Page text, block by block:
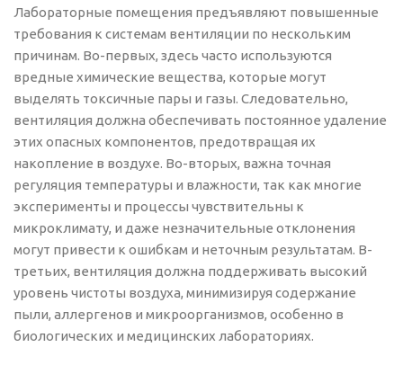
Лабораторные помещения предъявляют повышенные
требования к системам вентиляции по нескольким
причинам. Во-первых, здесь часто используются
вредные химические вещества, которые могут
выделять токсичные пары и газы. Следовательно,
вентиляция должна обеспечивать постоянное удаление
этих опасных компонентов, предотвращая их
накопление в воздухе. Во-вторых, важна точная
регуляция температуры и влажности, так как многие
эксперименты и процессы чувствительны к
микроклимату, и даже незначительные отклонения
могут привести к ошибкам и неточным результатам. В-
третьих, вентиляция должна поддерживать высокий
уровень чистоты воздуха, минимизируя содержание
пыли, аллергенов и микроорганизмов, особенно в
биологических и медицинских лабораториях.